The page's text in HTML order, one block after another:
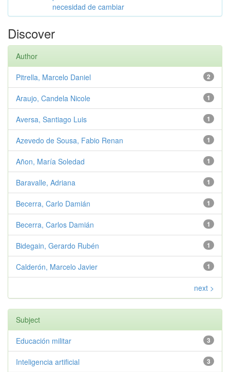
necesidad de cambiar
Discover
Author
2
Pitrella, Marcelo Daniel
1
Araujo, Candela Nicole
1
Aversa, Santiago Luis
1
Azevedo de Sousa, Fabio Renan
1
Añon, María Soledad
1
Baravalle, Adriana
1
Becerra, Carlo Damián
1
Becerra, Carlos Damián
1
Bidegain, Gerardo Rubén
1
Calderón, Marcelo Javier
next >
Subject
3
Educación militar
3
Inteligencia artificial